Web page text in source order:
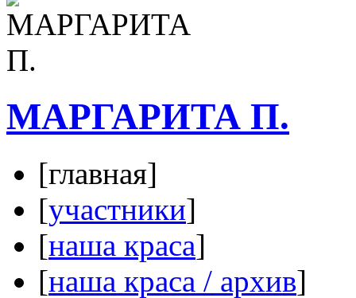
МАРГАРИТА П.
[главная]
[участники]
[наша краса]
[наша краса / архив]